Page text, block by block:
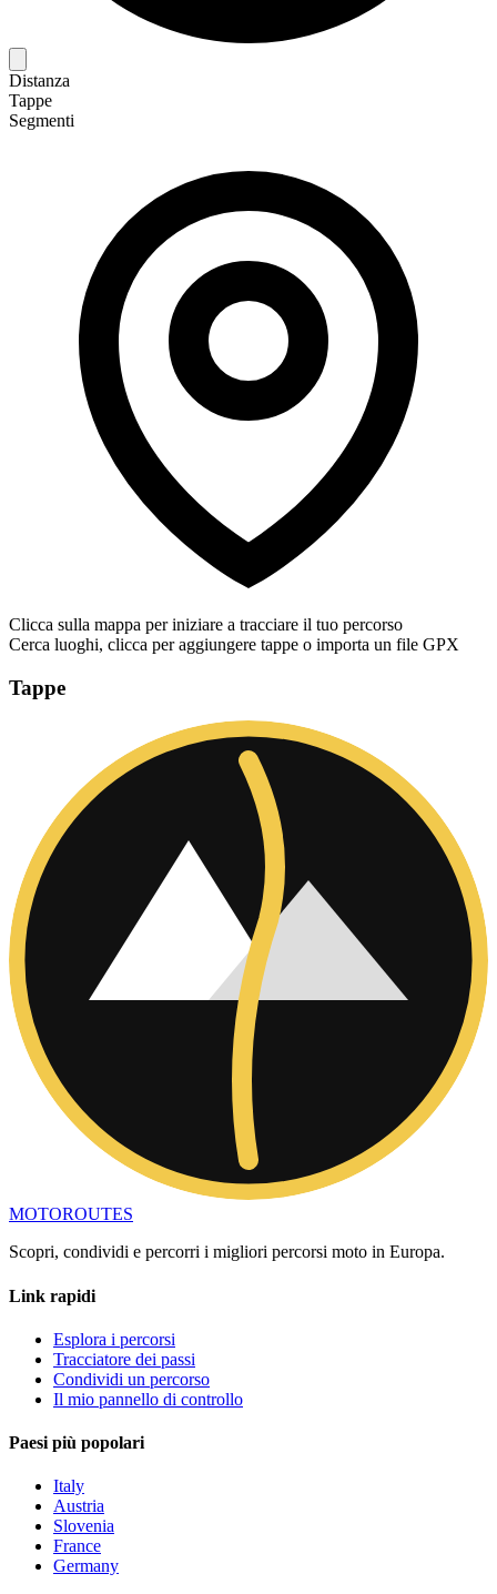
Distanza
Tappe
Segmenti
Clicca sulla mappa per iniziare a tracciare il tuo percorso
Cerca luoghi, clicca per aggiungere tappe o importa un file GPX
Tappe
MOTOROUTES
Scopri, condividi e percorri i migliori percorsi moto in Europa.
Link rapidi
Esplora i percorsi
Tracciatore dei passi
Condividi un percorso
Il mio pannello di controllo
Paesi più popolari
Italy
Austria
Slovenia
France
Germany